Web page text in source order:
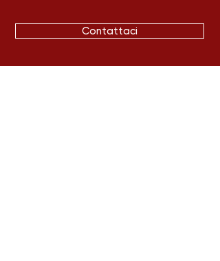
Contattaci